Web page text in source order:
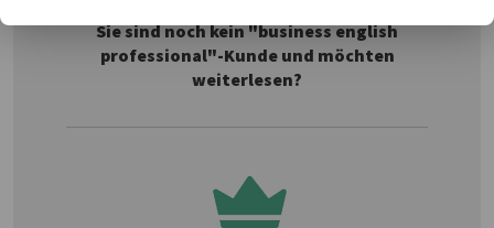
Sie sind noch kein "business english
professional"-Kunde und möchten
weiterlesen?